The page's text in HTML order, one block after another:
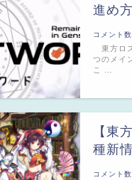
進め
コメント
東方ロ
つのメイ
こ …
【東
種新
コメント